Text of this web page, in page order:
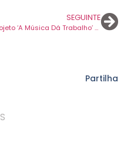
SEGUINTE
Projeto ‘A Música Dá Trabalho’ acontece em várias cidades nos próximos meses.
Partilha